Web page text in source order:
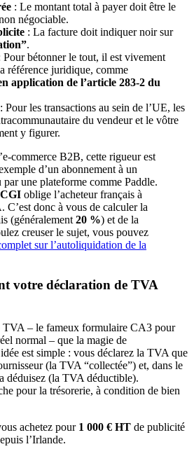
: Le montant total à payer doit être le
négociable.
: La facture doit indiquer noir sur
.
Pour bétonner le tout, il est vivement
référence juridique, comme
application de l’article 283-2 du
: Pour les transactions au sein de l’UE, les
du vendeur et le vôtre
y figurer.
commerce B2B, cette rigueur est
d’un abonnement à un
une plateforme comme Paddle.
oblige l’acheteur français à
donc à vous de calculer la
(généralement 20 %) et de la
creuser le sujet, vous pouvez
sur l’autoliquidation de la
votre déclaration de TVA
TVA – le fameux formulaire CA3 pour
normal – que la magie de
est simple : vous déclarez la TVA que
(la TVA “collectée”) et, dans le
déduisez (la TVA déductible).
pour la trésorerie, à condition de bien
achetez pour 1 000 € HT de publicité
l’Irlande.